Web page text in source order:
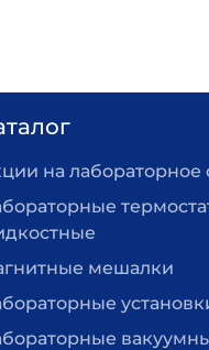
на лабораторное
мешалки